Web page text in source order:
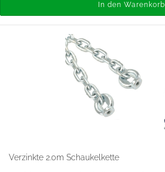
In den Warenkorb
Verzinkte 2.0m Schaukelkette